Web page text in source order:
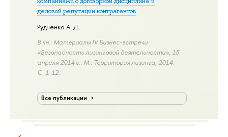
деловой репутации контрагентов
Рудченко А. Д.
В кн.: Материалы IV Бизнес-встречи
«Безопасность лизинговой деятельности», 15
апреля 2014 г.. М.: Территория лизинга, 2014.
С. 1-12.
Все публикации